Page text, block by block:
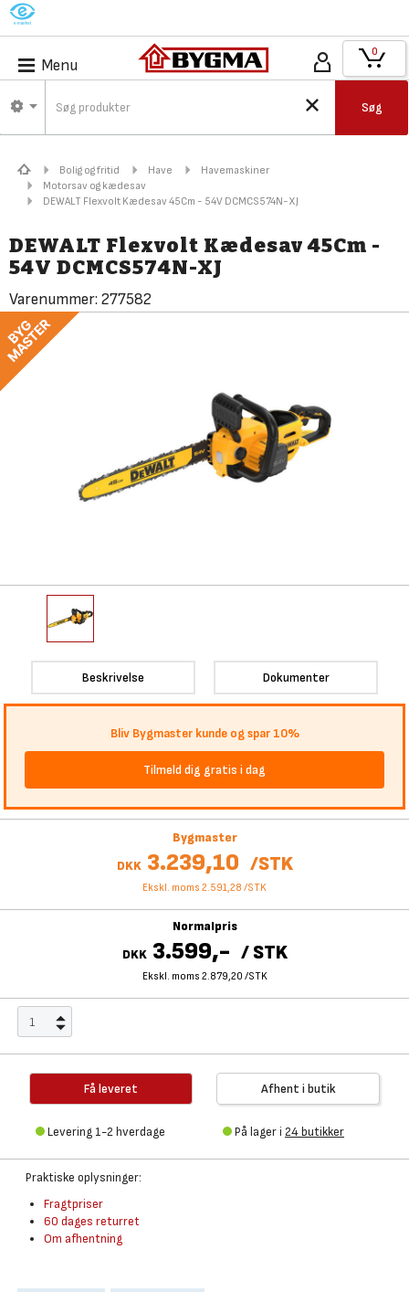
M
Menu
Søg
0
Bolig og fritid Have
Havemaskiner
Motorsav og kædesav
DEWALT Flexvolt Kædesav 45Cm - 54V DCMCS574N-XJ
DEWALT Flexvolt Kædesav 45Cm -
54V DCMCS574N-XJ
Varenummer: 277582
Beskrivelse Dokumenter
Bliv Bygmaster kunde og spar 10%
Tilmeld dig gratis i dag
Bygmaster
DKK 3.239,10 /STK
Ekskl. moms 2.591,28 /STK
Normalpris
DKK 3.599,- / STK
Ekskl. moms 2.879,20 /STK
Få leveret
Levering 1-2 hverdage
Afhent i butik
På lager i 24 butikker
Praktiske oplysninger:
Fragtpriser
60 dages returret
Om afhentning